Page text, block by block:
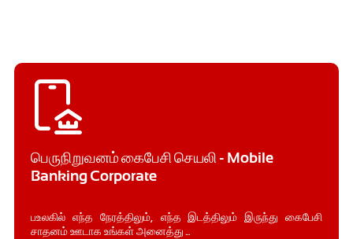
பெருநிறுவனம் கைபேசி செயலி - Mobile
Banking Corporate
பஉலகில் எந்த நேரத்திலும், எந்த இடத்திலும் இருந்து கைபேசி
சாதனம் ஊடாக உங்கள் அனைத்து ...